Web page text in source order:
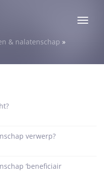
Toggle
& nalatenschap »
verwerp?
‘beneficiair